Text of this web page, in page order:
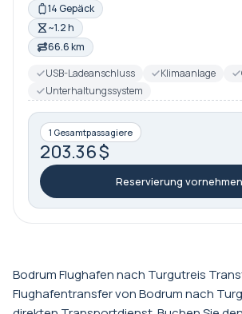
14 Gepäck
~1.2 h
66.6 km
USB-Ladeanschluss
Klimaanlage
Unterhaltungssystem
1 Gesamtpassagiere
203.36 $
Reservierung vornehmen
Bodrum Flughafen nach Turgutreis
Flughafentransfer von Bodrum nach